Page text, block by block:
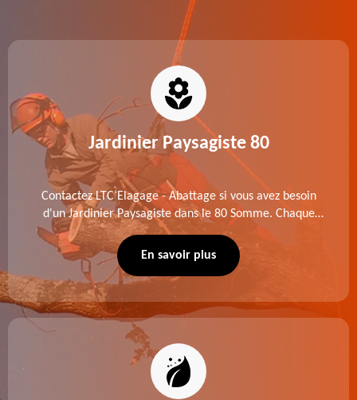
Jardinier Paysagiste 80
Contactez LTC Elagage - Abattage si vous avez besoin
d'un Jardinier Paysagiste dans le 80 Somme. Chaque
intervention est exécutée selon les normes en vigueur.
Découvrez un extérieur exceptionnel grâce à notre
En savoir plus